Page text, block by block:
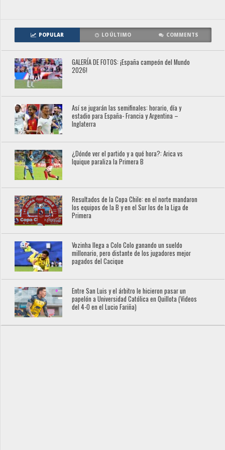
POPULAR LO ÚLTIMO COMMENTS
GALERÍA DE FOTOS: ¡España campeón del Mundo
2026!
Así se jugarán las semifinales: horario, día y
estadio para España- Francia y Argentina –
Inglaterra
¿Dónde ver el partido y a qué hora?: Arica vs
Iquique paraliza la Primera B
Resultados de la Copa Chile: en el norte mandaron
los equipos de la B y en el Sur los de la Liga de
Primera
Vozinha llega a Colo Colo ganando un sueldo
millonario, pero distante de los jugadores mejor
pagados del Cacique
Entre San Luis y el árbitro le hicieron pasar un
papelón a Universidad Católica en Quillota (Videos
del 4-0 en el Lucio Fariña)